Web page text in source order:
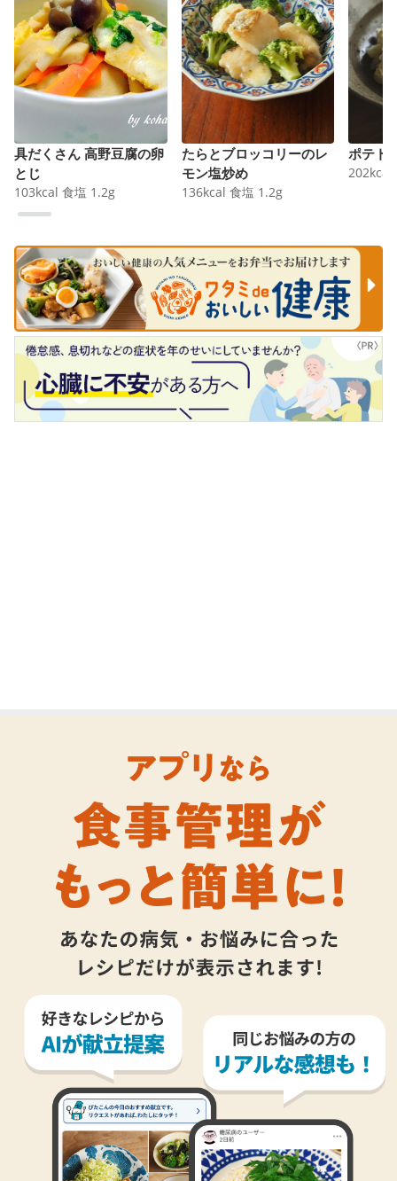
具だくさん 高野豆腐の卵
とじ
103kcal 食塩 1.2g
たらとブロッコリーのレ
モン塩炒め
136kcal 食塩 1.2g
ポテト
202kcal